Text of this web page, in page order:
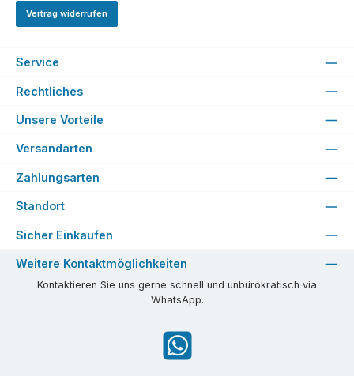
Vertrag widerrufen
Service
Rechtliches
Unsere Vorteile
Versandarten
Zahlungsarten
Standort
Sicher Einkaufen
Weitere Kontaktmöglichkeiten
Kontaktieren Sie uns gerne schnell und unbürokratisch via
WhatsApp.
WhatsApp